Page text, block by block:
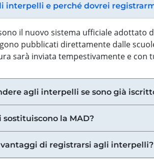
interpelli e perché dovrei
il nuovo sistema ufficiale adottato
pubblicati direttamente dalle
sarà inviata tempestivamente e
agli interpelli se sono già
la MAD?
vantaggi di registrarsi agli interpelli?